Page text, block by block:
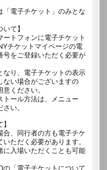
電子チケット」のみとな
て】
トフォンに電子チケット
チケットマイページの電
号をご登録いただく必要が
なり、電子チケットの表示
ない場合がございますの
ください。
ール方法は、メニュー
い。
合、同行者の方も電子チケ
ただく必要があります。
入場いただくことも可能
「電子チケットについて